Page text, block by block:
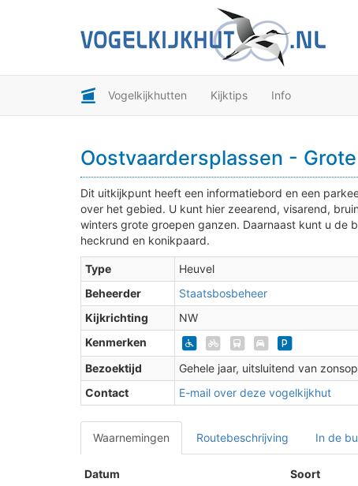
Vogelkijkhutten Kijktips Info
Oostvaardersplassen -
Dit uitkijkpunt heeft een informatiebord en een
over het gebied. U kunt hier zeearend, visarend,
winters grote groepen ganzen. Daarnaast kunt u de
heckrund en konikpaard.
Type
Heuvel
Beheerder
Staatsbosbeheer
Kijkrichting
NW
Kenmerken
Bezoektijd
Gehele jaar, uitsluitend van
Contact
E-mail over deze vogelkijkhut
Waarnemingen Routebeschrijving In de
Datum
Soort
2
2